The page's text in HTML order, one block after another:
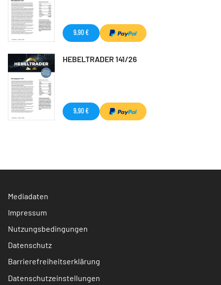
9,90 €
HEBELTRADER 141/26
9,90 €
Mediadaten
Impressum
Nutzungsbedingungen
Datenschutz
Barrierefreiheitserklärung
Datenschutzeinstellungen